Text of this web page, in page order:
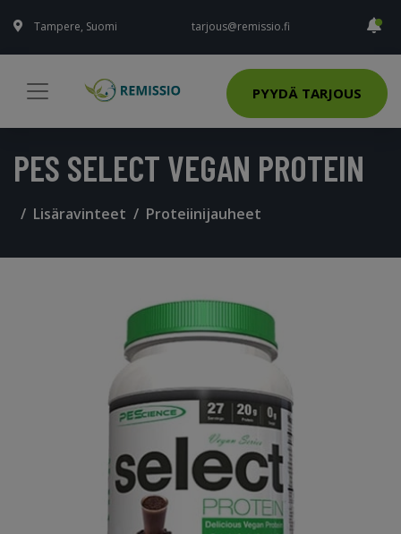
Tampere, Suomi tarjous@remissio.fi
PYYDÄ TARJOUS
PES SELECT VEGAN PROTEIN
Lisäravinteet Proteiinijauheet